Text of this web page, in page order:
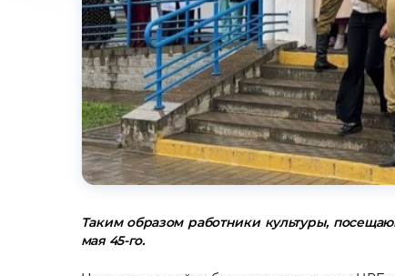
Таким образом работники культуры,
мая 45-го.